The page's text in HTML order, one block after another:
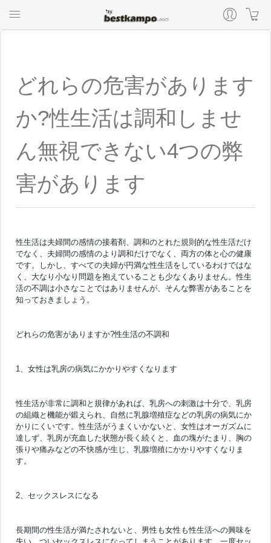
どれらの危害があります
か?性生活は調和しませ
ん無視できない4つの弊
害があります
性生活は夫婦間の感情の接着剤、調和のとれた規則的な性生活だけ
でなく、夫婦間の感情のより調和だけでなく、両方の体と心の健康
です。しかし、すべての夫婦が円満な性生活をしているわけではな
く、大なり小なり問題を抱えていることも少なくありません。性生
活の不調は小さなことではありませんが、そんな弊害があることを
知っておきましょう。
どれらの危害がありますか?性生活の不調和
1、女性は乳房の病気にかかりやすくなります
性生活が非常に調和と規律があれば、乳房への刺激は十分で、乳房
の組織と機能が鍛えられ、自然に乳腺増殖症などの乳房の病気にか
かりにくいです。性生活がうまくいかないと、女性はオーガズムに
達しず、乳房が充血した状態が長く続くと、血の塊がたまり、胸の
張りや痛みなどの不快感が生じ、乳腺増殖にかかりやすくなりま
す。
2、セックスレスになる
長期間の性生活が満たされないと、男性も女性も性生活への興味を